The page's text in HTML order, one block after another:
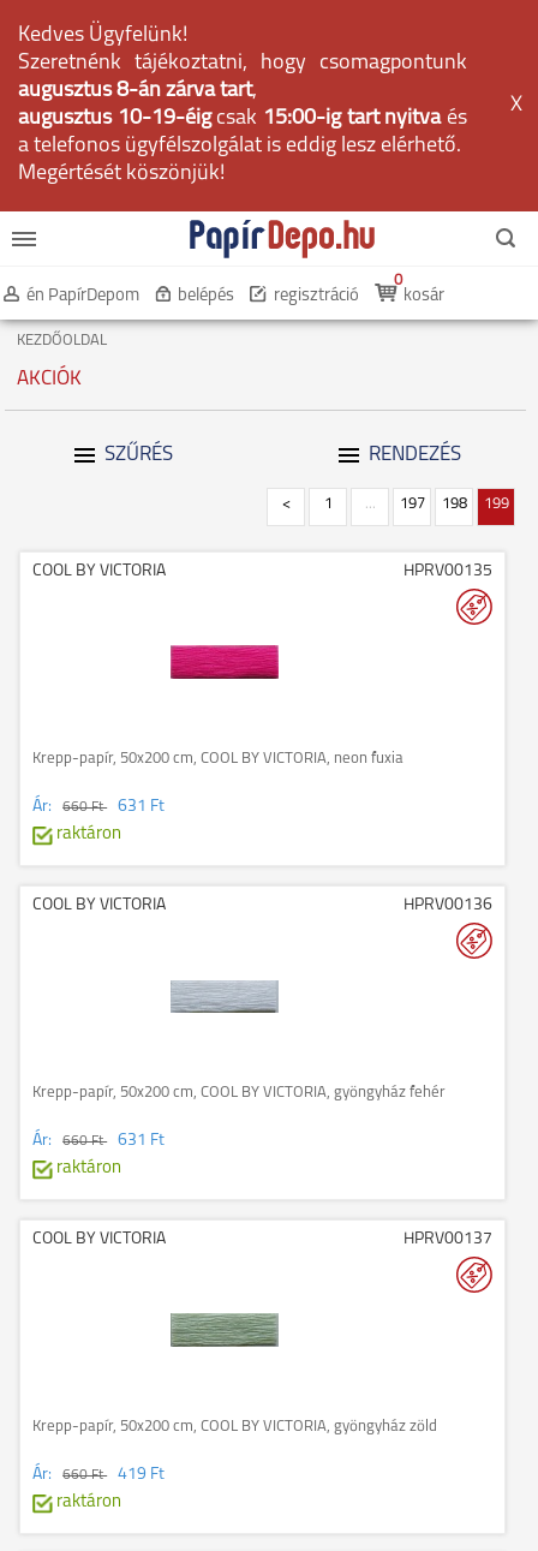
Kedves Ügyfelünk!
Szeretnénk tájékoztatni, hogy csomagpontunk
augusztus 8-án zárva tart,
augusztus 10-19-éig csak 15:00-ig tart nyitvaés
a telefonos ügyfélszolgálat is eddig lesz elérhető.
Megértését köszönjük!
X
én PapírDepom belépés regisztráció kosár
0
KEZDŐOLDAL
AKCIÓK
SZŰRÉS RENDEZÉS
< 1 ... 197 198 199
COOL BY VICTORIA HPRV00135
Krepp-papír, 50x200 cm, COOL BY VICTORIA, neon fuxia
Ár: 660 Ft
631 Ft
raktáron
COOL BY VICTORIA HPRV00136
Krepp-papír, 50x200 cm, COOL BY VICTORIA, gyöngyház fehér
Ár: 660 Ft
631 Ft
raktáron
COOL BY VICTORIA HPRV00137
Krepp-papír, 50x200 cm, COOL BY VICTORIA, gyöngyház zöld
Ár: 660 Ft
419 Ft
raktáron